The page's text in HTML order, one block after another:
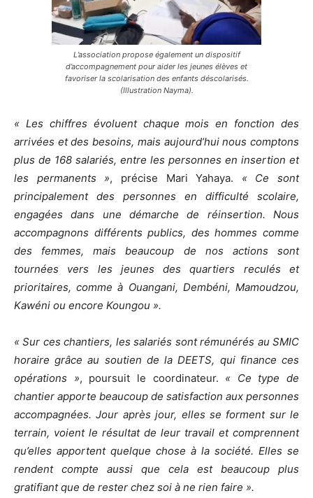
L’association propose également un dispositif
d’accompagnement pour aider les jeunes élèves et
favoriser la scolarisation des enfants déscolarisés.
(Illustration Nayma).
« Les chiffres évoluent chaque mois en fonction des
arrivées et des besoins, mais aujourd’hui nous comptons
plus de 168 salariés, entre les personnes en insertion et
les permanents », précise Mari Yahaya. « Ce sont
principalement des personnes en difficulté scolaire,
engagées dans une démarche de réinsertion. Nous
accompagnons différents publics, des hommes comme
des femmes, mais beaucoup de nos actions sont
tournées vers les jeunes des quartiers reculés et
prioritaires, comme à Ouangani, Dembéni, Mamoudzou,
Kawéni ou encore Koungou ».
« Sur ces chantiers, les salariés sont rémunérés au SMIC
horaire grâce au soutien de la DEETS, qui finance ces
opérations », poursuit le coordinateur. « Ce type de
chantier apporte beaucoup de satisfaction aux personnes
accompagnées. Jour après jour, elles se forment sur le
terrain, voient le résultat de leur travail et comprennent
qu’elles apportent quelque chose à la société. Elles se
rendent compte aussi que cela est beaucoup plus
gratifiant que de rester chez soi à ne rien faire ».